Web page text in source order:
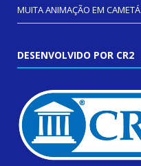
MUITA ANIMAÇÃO EM CAMETÁ
DESENVOLVIDO POR CR2